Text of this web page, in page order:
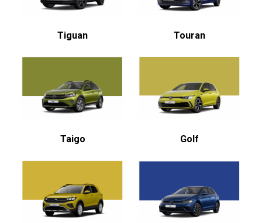
Tiguan Touran
Taigo Golf